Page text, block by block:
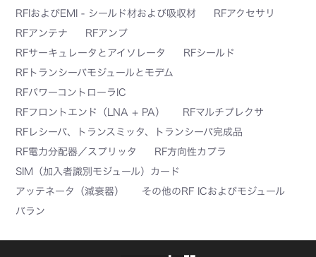
RFIおよびEMI - シールド材および吸収材
RFアクセサリ
RFアンテナ
RFアンプ
RFサーキュレータとアイソレータ
RFシールド
RFトランシーバモジュールとモデム
RFパワーコントローラIC
RFフロントエンド（LNA + PA）
RFマルチプレクサ
RFレシーバ、トランスミッタ、トランシーバ完成品
RF電力分配器／スプリッタ
RF方向性カプラ
SIM（加入者識別モジュール）カード
アッテネータ（減衰器）
その他のRF ICおよびモジュール
バラン